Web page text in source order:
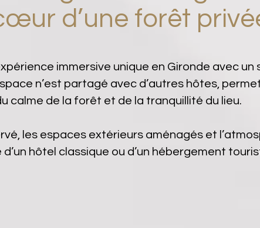
d’une forêt
immersive unique en Gironde avec un
n’est partagé avec d’autres hôtes,
calme de la forêt et de la tranquillité du lieu.
les espaces extérieurs aménagés et
hôtel classique ou d’un hébergement